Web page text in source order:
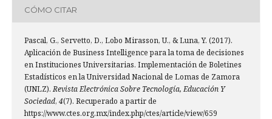
CÓMO CITAR
Pascal, G., Servetto, D., Lobo Mirasson, U., & Luna, Y. (2017).
Aplicación de Business Intelligence para la toma de decisiones
en Instituciones Universitarias. Implementación de Boletines
Estadísticos en la Universidad Nacional de Lomas de Zamora
(UNLZ).Revista Electrónica Sobre Tecnología, Educación Y
Sociedad, 4(7). Recuperado a partir de
https://www.ctes.org.mx/index.php/ctes/article/view/659